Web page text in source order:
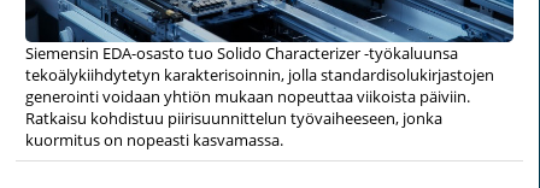
Siemensin EDA-osasto tuo Solido Characterizer -työkaluunsa
tekoälykiihdytetyn karakterisoinnin, jolla standardisolukirjastojen
generointi voidaan yhtiön mukaan nopeuttaa viikoista päiviin.
Ratkaisu kohdistuu piirisuunnittelun työvaiheeseen, jonka
kuormitus on nopeasti kasvamassa.